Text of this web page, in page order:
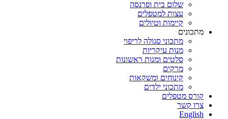
שלום בית ופרנסה
עצות למטפלים
קיימות וטיולים
מתכונים
מתכוני סגולה לריפוי
מנות עיקריות
סלטים ומנות ראשונות
מרקים
קינוחים ומשקאות
מתכוני ילדים
קורס מטפלים
צרו קשר
English